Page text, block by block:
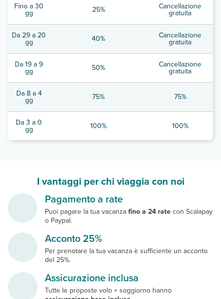
Fino a 30
gg 25% Cancellazione
gratuita
Da 29 a 20
gg 40% Cancellazione
gratuita
Da 19 a 9
gg 50% Cancellazione
gratuita
Da 8 a 4
gg 75% 75%
Da 3 a 0
gg 100% 100%
I vantaggi per chi viaggia con noi
Pagamento a rate
Puoi pagare la tua vacanzafino a 24 ratecon Scalapay
o Paypal.
Acconto 25%
Per prenotare la tua vacanza è sufficiente un acconto
del 25%.
Assicurazione inclusa
Tutte le proposte volo + soggiorno hanno